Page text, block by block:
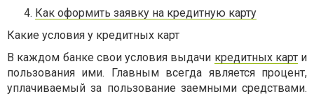
Как оформить заявку на кредитную карту
Какие условия у кредитных карт
В каждом банке свои условия выдачи кредитных карти
пользования ими. Главным всегда является процент,
уплачиваемый за пользование заемными средствами.